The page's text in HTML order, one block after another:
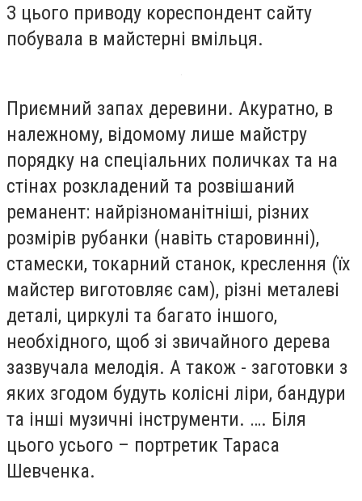
З цього приводу кореспондент сайту
побувала в майстерні вмільця.
Приємний запах деревини. Акуратно, в
належному, відомому лише майстру
порядку на спеціальних поличках та на
стінах розкладений та розвішаний
реманент: найрізноманітніші, різних
розмірів рубанки (навіть старовинні),
стамески, токарний станок, креслення (їх
майстер виготовляє сам), різні металеві
деталі, циркулі та багато іншого,
необхідного, щоб зі звичайного дерева
зазвучала мелодія. А також - заготовки з
яких згодом будуть колісні ліри, бандури
та інші музичні інструменти. …. Біля
цього усього – портретик Тараса
Шевченка.